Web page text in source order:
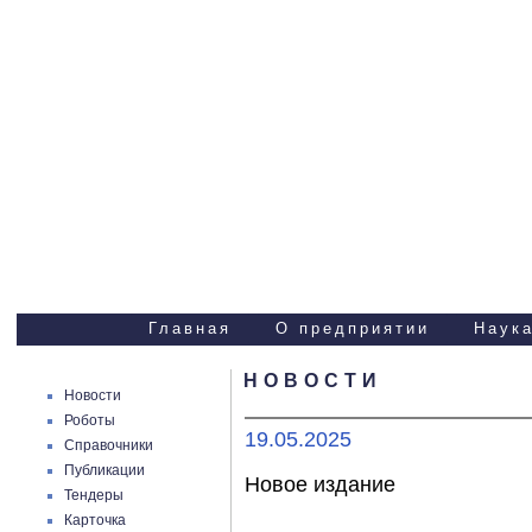
Главная О предприятии
Новости
Роботы
Справочники
Публикации
Тендеры
Карточка
НОВОСТИ
19.05.2025
Новое издание